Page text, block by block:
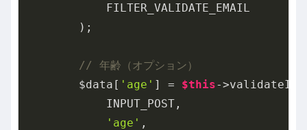
            FILTER_VALIDATE_EMAIL
        );
// 年齢（オプション）
        $data[
'age' ] = $this-
            INPUT_POST,
'age' ,